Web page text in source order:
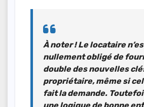
À noter ! Le locataire
nullement obligé de
double des nouvelles
propriétaire, même si
fait la demande.